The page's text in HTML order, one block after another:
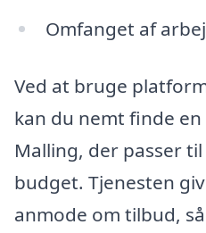
Omfanget af
Ved at bruge
kan du nemt finde
Malling, der passer
budget. Tjenesten
anmode om tilbud,